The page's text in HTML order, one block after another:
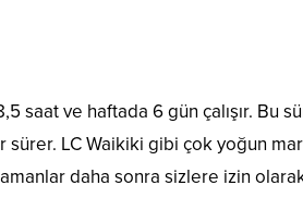
saat ve haftada 6 gün çalışır. Bu
sürer. LC Waikiki gibi çok yoğun
daha sonra sizlere izin olarak